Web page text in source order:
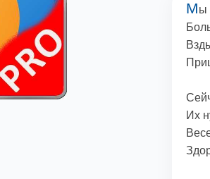
Мы
Их